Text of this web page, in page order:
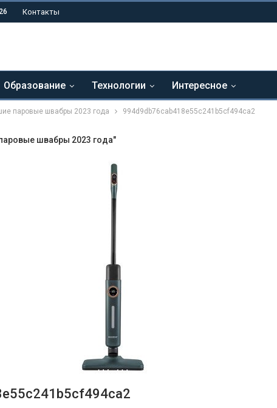
Контакты
Образование Технологии Интересное
паровые швабры 2023 года 994d9db76cab418e55c241b5cf494ca2
швабры 2023 года"